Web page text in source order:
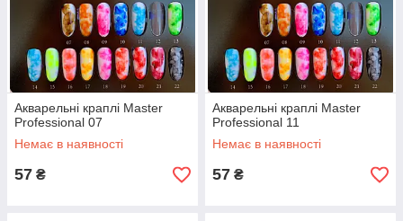
Акварельні краплі Master
Professional 07
Немає в наявності
57 ₴
Акварельні краплі Master
Professional 11
Немає в наявності
57 ₴